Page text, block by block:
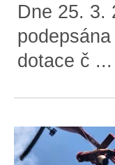
Dne 25. 3.
dotace č ...